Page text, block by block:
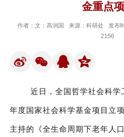
金重点
作者：文：高润国 来源：科研处 发布
2156
近日，全国哲学社会科学
年度国家社会科学基金项目立
主持的《全生命周期下老年人